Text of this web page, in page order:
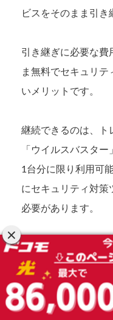
ビスをそのまま引き
引き継ぎに必要な費
ま無料でセキュリテ
いメリットです。
継続できるのは、ト
「ウイルスバスタ
1台分に限り利用可
にセキュリティ対策
必要があります。
ドコモ光転用後はフ
新たにインストール
してください。